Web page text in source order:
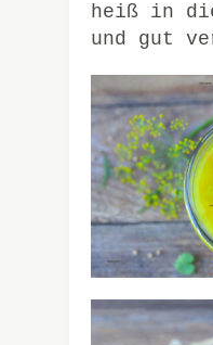
heiß in
und gut